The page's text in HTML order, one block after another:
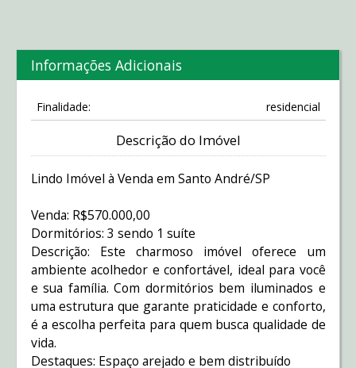
Informações Adicionais
Finalidade: residencial
Descrição do Imóvel
Lindo Imóvel à Venda em Santo André/SP
Venda: R$570.000,00
Dormitórios: 3 sendo 1 suíte
Descrição: Este charmoso imóvel oferece um
ambiente acolhedor e confortável, ideal para você
e sua família. Com dormitórios bem iluminados e
uma estrutura que garante praticidade e conforto,
é a escolha perfeita para quem busca qualidade de
vida.
Destaques: Espaço arejado e bem distribuído